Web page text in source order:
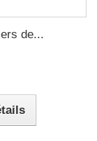
de...